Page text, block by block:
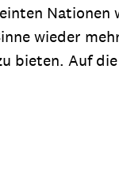
wieder
bieten. Auf